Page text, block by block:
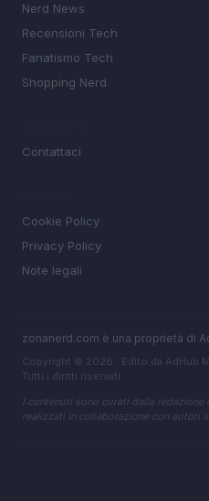
Nerd News
Recensioni Tech
Fanatismo Tech
Shopping Nerd
Contattaci
Cookie Policy
Privacy Policy
Note legali
zonanerd.com è una proprietà di
Copyright © 2026 · Edito da AdHub
Tutti i diritti riservati
I contenuti sono curati dalla
realizzati in collaborazione con autori